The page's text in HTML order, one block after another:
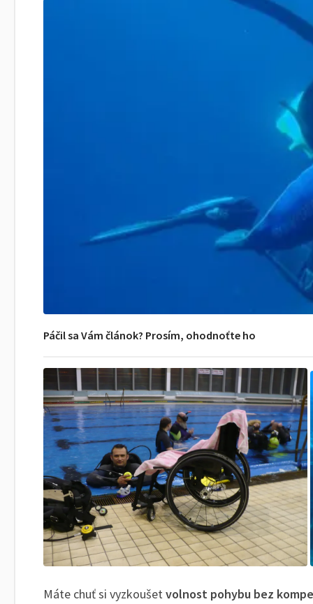
Páčil sa Vám článok? Prosím, ohodnoťte ho
Máte chuť si vyzkoušetvolnost pohybu bez